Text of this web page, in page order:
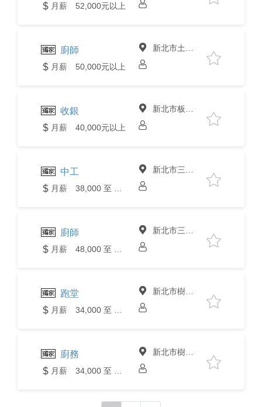
月薪 52,000元以上
廚師
月薪 50,000元以上
新北市土城區
收銀
月薪 40,000元以上
新北市板橋區
中工 新北市三峽區
廚師 新北市三峽區
跑堂 新北市樹林區
廚務 新北市樹林區